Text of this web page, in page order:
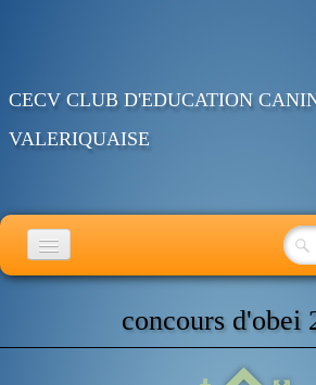
CECV CLUB D'EDUCATION
VALERIQUAISE
ACCUEIL
EDUCATIONconcours d'obei